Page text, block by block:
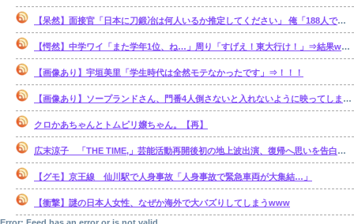
【呆然】面接官「日本に刀鍛冶は何人いるか推定してください」 俺「188人です」 面接官「どういう風に考えましたか？」俺「知ってました」⇒結果www
【愕然】中学ワイ「また学年1位、ね…」周り「すげえ！東大行け！」⇒結果www
【画像あり】宇垣美里「学生時代は全然モテなかったです」⇒！！！
【画像あり】ソープランドさん、門番4人倒さないと入れないように映ってしまうwww
クロかあちゃんとトムピリ嬢ちゃん。【再】
広末涼子 「THE TIME,」芸能活動再開後初の地上波出演、復帰へ思いを告白「自分の弱い部分だったり…」
【グモ】京王線 仙川駅で人身事故「人身事故で緊急車両が大集結…」
【衝撃】謎の日本人女性、なぜか海外で大バズりしてしまうwww